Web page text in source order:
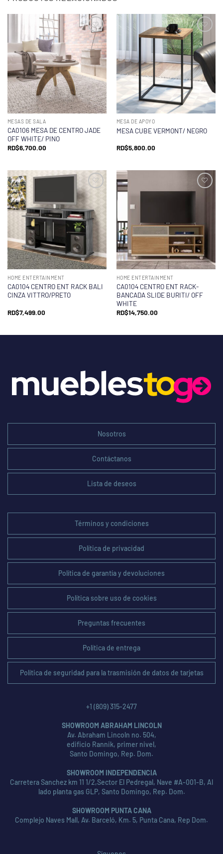
MESAS DE SALA
CA0106 MESA DE CENTRO JADE
OFF WHITE/ PINO
RD$6,700.00
MESA DE APOYO
MESA CUBE VERMONT/ NEGRO
RD$5,800.00
HOME ENTERTAINMENT
CA0104 CENTRO ENT RACK BALI
CINZA VITTRO/PRETO
RD$7,499.00
HOME ENTERTAINMENT
CA0104 CENTRO ENT RACK-
BANCADA SLIDE BURITI/ OFF
WHITE
RD$14,750.00
Nosotros
Contáctanos
Lista de deseos
Términos y condiciones
Política de privacidad
Política de garantía y devoluciones
Política sobre uso de cookies
Preguntas frecuentes
Política de entrega
Política de seguridad para la trasmisión de datos de tarjetas
+1 (809) 315-2477
SHOWROOM ABRAHAM LINCOLN
Av. Abraham Lincoln no. 504,
edificio Rannik, primer nivel,
Santo Domingo, Rep. Dom.
SHOWROOM INDEPENDENCIA
Carretera Sanchez km 11 1/2,Sector El Pedregal, Nave #A-001-B, Al
lado planta gas GLP, Santo Domingo, Rep. Dom.
SHOWROOM PUNTA CANA
Complejo Naves Mall, Av. Barceló, Km. 5, Punta Cana, Rep Dom.